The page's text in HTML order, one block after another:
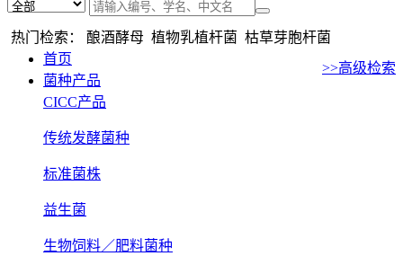
热门检索： 酿酒酵母 植物乳植杆菌 枯草芽胞杆菌
>>高级检索
首页
菌种产品
CICC产品
传统发酵菌种
标准菌株
益生菌
生物饲料／肥料菌种